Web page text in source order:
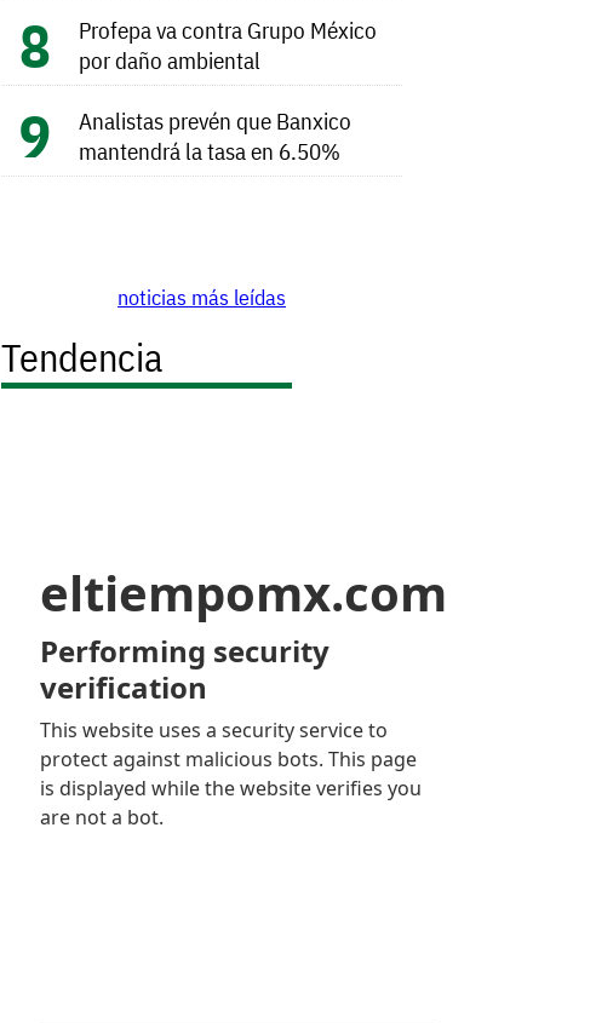
Profepa va contra Grupo México
por daño ambiental
Analistas prevén que Banxico
mantendrá la tasa en 6.50%
noticias más leídas
Tendencia